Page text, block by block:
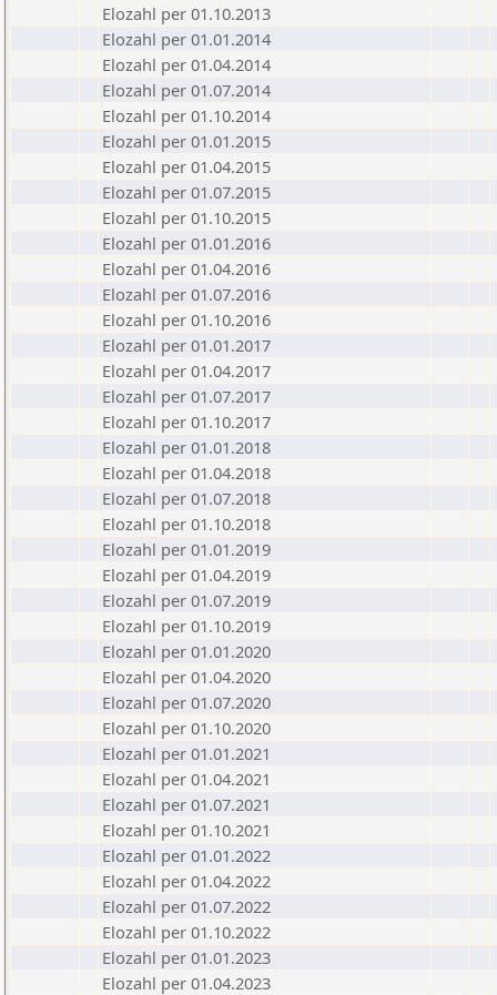
Elozahl per 01.10.2013
Elozahl per 01.01.2014
Elozahl per 01.04.2014
Elozahl per 01.07.2014
Elozahl per 01.10.2014
Elozahl per 01.01.2015
Elozahl per 01.04.2015
Elozahl per 01.07.2015
Elozahl per 01.10.2015
Elozahl per 01.01.2016
Elozahl per 01.04.2016
Elozahl per 01.07.2016
Elozahl per 01.10.2016
Elozahl per 01.01.2017
Elozahl per 01.04.2017
Elozahl per 01.07.2017
Elozahl per 01.10.2017
Elozahl per 01.01.2018
Elozahl per 01.04.2018
Elozahl per 01.07.2018
Elozahl per 01.10.2018
Elozahl per 01.01.2019
Elozahl per 01.04.2019
Elozahl per 01.07.2019
Elozahl per 01.10.2019
Elozahl per 01.01.2020
Elozahl per 01.04.2020
Elozahl per 01.07.2020
Elozahl per 01.10.2020
Elozahl per 01.01.2021
Elozahl per 01.04.2021
Elozahl per 01.07.2021
Elozahl per 01.10.2021
Elozahl per 01.01.2022
Elozahl per 01.04.2022
Elozahl per 01.07.2022
Elozahl per 01.10.2022
Elozahl per 01.01.2023
Elozahl per 01.04.2023